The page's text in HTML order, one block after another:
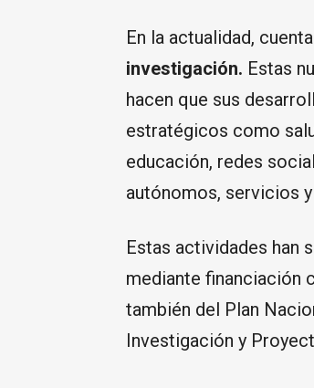
En la actualidad,
investigación. Estas
hacen que sus
estratégicos como
educación, redes
autónomos, servicios
Estas actividades han
mediante financiación
también del Plan
Investigación y